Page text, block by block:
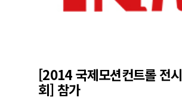
[2014 국제모션컨트롤 전시
회] 참가